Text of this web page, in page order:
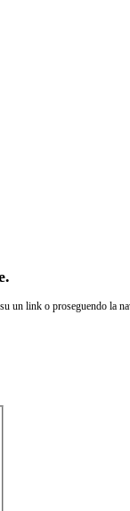
un link o proseguendo la